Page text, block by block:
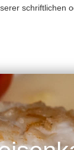
schriftlichen